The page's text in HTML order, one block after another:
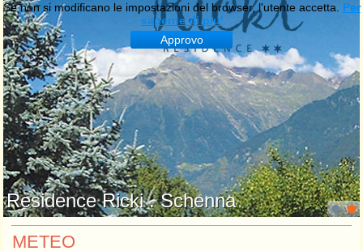
Residence Ricki . Schenna
Se non si modificano le impostazioni del browser, l'utente accetta. Per
saperne di piu'
Approvo
METEO